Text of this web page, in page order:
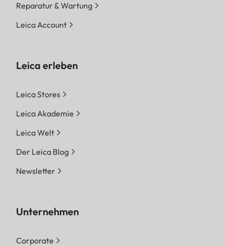
Reparatur & Wartung
Leica Account
Leica erleben
Leica Stores
Leica Akademie
Leica Welt
Der Leica Blog
Newsletter
Unternehmen
Corporate